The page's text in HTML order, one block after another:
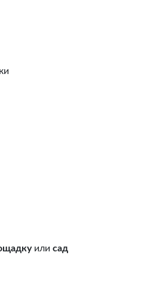
или сад